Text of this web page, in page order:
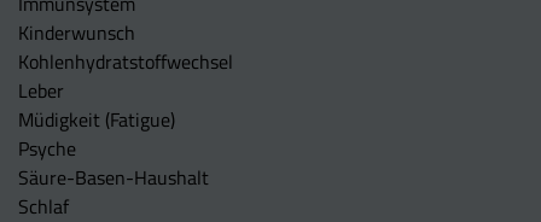
Kinderwunsch
Kohlenhydratstoffwechsel
Leber
Müdigkeit (Fatigue)
Psyche
Säure-Basen-Haushalt
Schlaf